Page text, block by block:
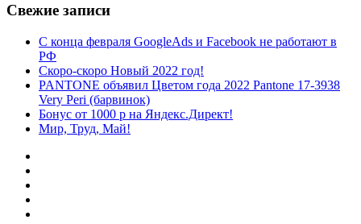
Свежие записи
С конца февраля GoogleAds и Facebook не работают в
РФ
Скоро-скоро Новый 2022 год!
PANTONE объявил Цветом года 2022 Pantone 17-3938
Very Peri (барвинок)
Бонус от 1000 р на Яндекс.Директ!
Мир, Труд, Май!